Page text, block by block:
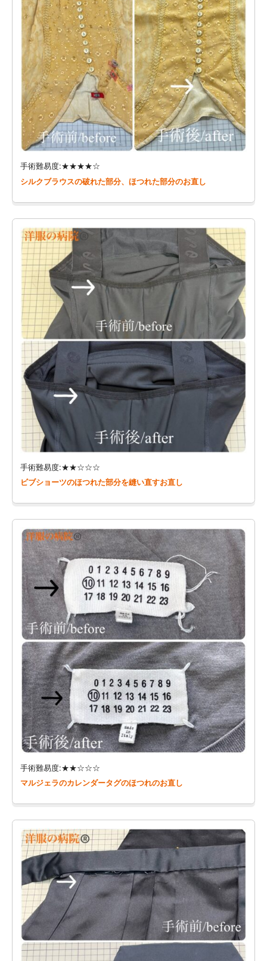
手術難易度:★★★★☆
シルクブラウスの破れた部分、ほつれた部分のお直し
手術難易度:★★☆☆☆
ビブショーツのほつれた部分を縫い直すお直し
手術難易度:★★☆☆☆
マルジェラのカレンダータグのほつれのお直し